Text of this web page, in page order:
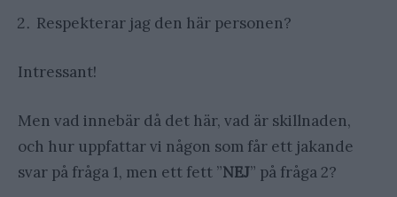
Respekterar jag den här personen?
Intressant!
Men vad innebär då det här, vad är skillnaden,
och hur uppfattar vi någon som får ett jakande
svar på fråga 1, men ett fett ”NEJ” på fråga 2?